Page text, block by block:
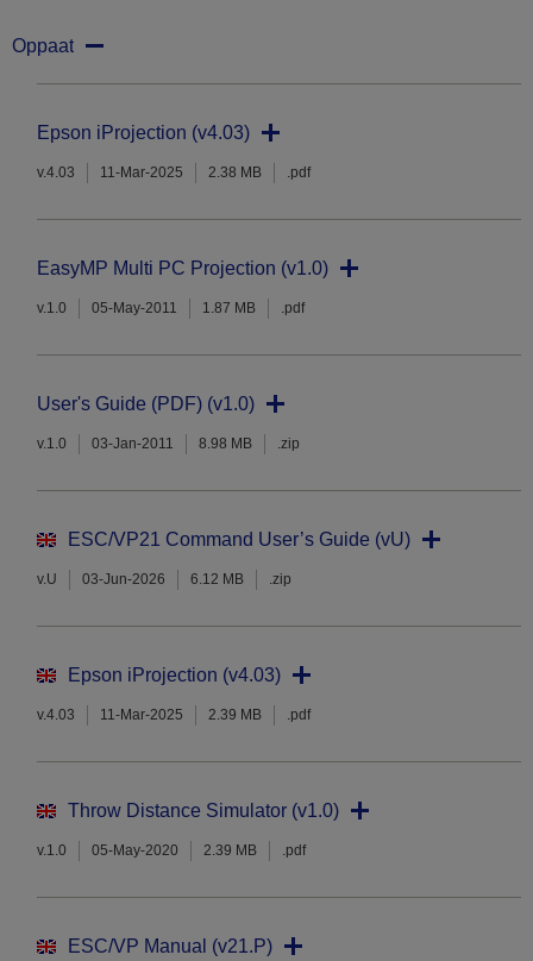
Oppaat
Epson iProjection (v4.03)
v.4.03 11-Mar-2025 2.38 MB .pdf
EasyMP Multi PC Projection (v1.0)
v.1.0 05-May-2011 1.87 MB .pdf
User's Guide (PDF) (v1.0)
v.1.0 03-Jan-2011 8.98 MB .zip
ESC/VP21 Command User’s Guide (vU)
v.U 03-Jun-2026 6.12 MB .zip
Epson iProjection (v4.03)
v.4.03 11-Mar-2025 2.39 MB .pdf
Throw Distance Simulator (v1.0)
v.1.0 05-May-2020 2.39 MB .pdf
ESC/VP Manual (v21.P)